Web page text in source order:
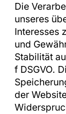
Die
unseres
Interesses
und
Stabilität
f DSGVO.
der